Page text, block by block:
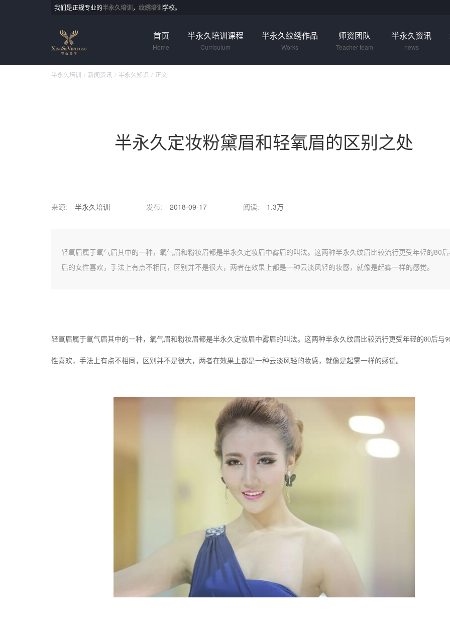
我们是正规专业的半永久培训， 纹绣培训学校。
首页
Home
半永久培训课程
Curriculum
半永久纹绣作品
Works
师资团队
Teacher team
半永久资讯
news
半永久培训 新闻资讯 半永久知识 正文
半永久定妆粉黛眉和轻氧眉的区别之处
来源: 半永久培训 发布: 2018-09-17 阅读: 1.3万
轻氧眉属于氧气眉其中的一种，氧气眉和粉妆眉都是半永久定妆眉中雾眉的叫法。这两种半永久纹眉比较流行更受年轻的80
后的女性喜欢，手法上有点不相同，区别并不是很大，两者在效果上都是一种云淡风轻的妆感，就像是起雾一样的感觉。
轻氧眉属于氧气眉其中的一种，氧气眉和粉妆眉都是半永久定妆眉中雾眉的叫法。这两种半永久纹眉比较流行更受年轻的80后与
性喜欢，手法上有点不相同，区别并不是很大，两者在效果上都是一种云淡风轻的妆感，就像是起雾一样的感觉。